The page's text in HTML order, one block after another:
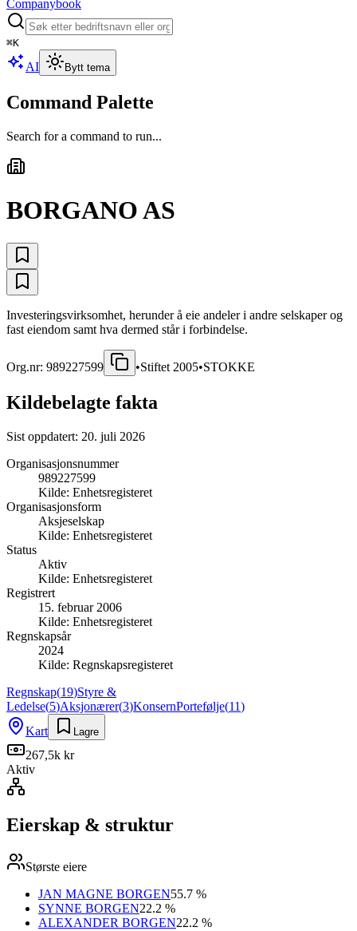
Companybook
⌘K
AI Bytt tema
Command Palette
Search for a command to run...
BORGANO AS
Investeringsvirksomhet, herunder å eie andeler i andre selskaper og
fast eiendom samt hva dermed står i forbindelse.
Org.nr: 989227599 •Stiftet 2005•STOKKE
Kildebelagte fakta
Sist oppdatert: 20. juli 2026
Organisasjonsnummer
989227599
Kilde: Enhetsregisteret
Organisasjonsform
Aksjeselskap
Kilde: Enhetsregisteret
Status
Aktiv
Kilde: Enhetsregisteret
Registrert
15. februar 2006
Kilde: Enhetsregisteret
Regnskapsår
2024
Kilde: Regnskapsregisteret
Regnskap(19)Styre &
Ledelse(5)Aksjonærer(3)KonsernPortefølje(11)
Kart
Lagre
267,5k kr
Aktiv
Eierskap & struktur
Største eiere
JAN MAGNE BORGEN55.7 %
SYNNE BORGEN22.2 %
ALEXANDER BORGEN22.2 %